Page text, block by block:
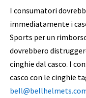
I consumatori
immediatamente i
Sports per un
dovrebbero
cinghie dal casco. I
casco con le cinghie